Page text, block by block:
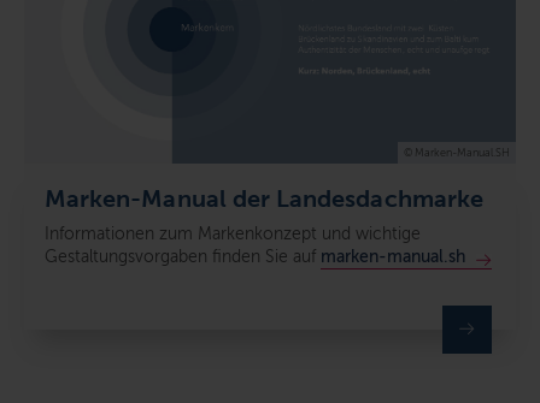
Marken-Manual der Landesdachmarke
Informationen zum Markenkonzept und wichtige
Gestaltungsvorgaben finden Sie auf marken-manual.sh
© Marken-Manual.SH